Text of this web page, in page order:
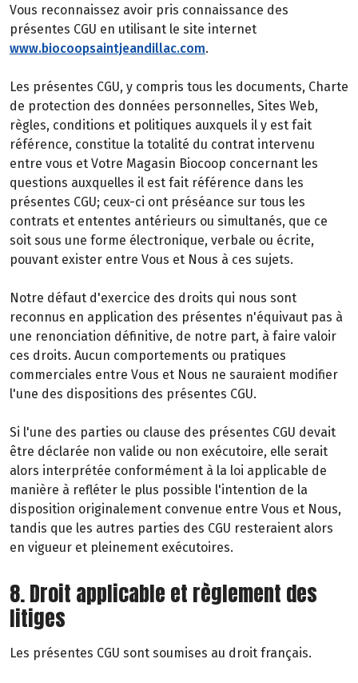
Vous reconnaissez avoir pris connaissance des
présentes CGU en utilisant le site internet
www.biocoopsaintjeandillac.com.
Les présentes CGU, y compris tous les documents, Charte
de protection des données personnelles, Sites Web,
règles, conditions et politiques auxquels il y est fait
référence, constitue la totalité du contrat intervenu
entre vous et Votre Magasin Biocoop concernant les
questions auxquelles il est fait référence dans les
présentes CGU; ceux-ci ont préséance sur tous les
contrats et ententes antérieurs ou simultanés, que ce
soit sous une forme électronique, verbale ou écrite,
pouvant exister entre Vous et Nous à ces sujets.
Notre défaut d'exercice des droits qui nous sont
reconnus en application des présentes n'équivaut pas à
une renonciation définitive, de notre part, à faire valoir
ces droits. Aucun comportements ou pratiques
commerciales entre Vous et Nous ne sauraient modifier
l'une des dispositions des présentes CGU.
Si l'une des parties ou clause des présentes CGU devait
être déclarée non valide ou non exécutoire, elle serait
alors interprétée conformément à la loi applicable de
manière à refléter le plus possible l'intention de la
disposition originalement convenue entre Vous et Nous,
tandis que les autres parties des CGU resteraient alors
en vigueur et pleinement exécutoires.
8. Droit applicable et règlement des
litiges
Les présentes CGU sont soumises au droit français.